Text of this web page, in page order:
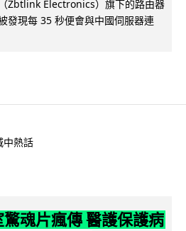
Zbtlink Electronics）旗下的路由器
發現每 35 秒便會與中國伺服器連
中熱話
魂片瘋傳 醫護保護病